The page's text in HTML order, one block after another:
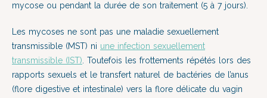
mycose ou pendant la durée de son traitement (5 à 7 jours).
Les mycoses ne sont pas une maladie sexuellement
transmissible (MST) ni une infection sexuellement
transmissible (IST) . Toutefois les frottements répétés lors des
rapports sexuels et le transfert naturel de bactéries de l’anus
(flore digestive et intestinale) vers la flore délicate du vagin